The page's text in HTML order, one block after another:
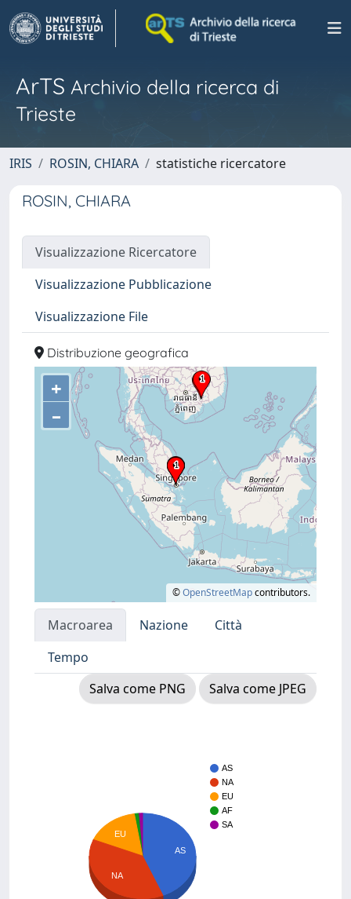
ArTS Archivio della ricerca di
Trieste
IRIS ROSIN, CHIARA statistiche ricercatore
ROSIN, CHIARA
Visualizzazione Ricercatore
Visualizzazione Pubblicazione
Visualizzazione File
Distribuzione geografica
+
–
©OpenStreetMapcontributors.
Macroarea Nazione
Città
Tempo
Salva come PNG
Salva come JPEG
AS
NA
EU
AF
SA
AS
EU
NA